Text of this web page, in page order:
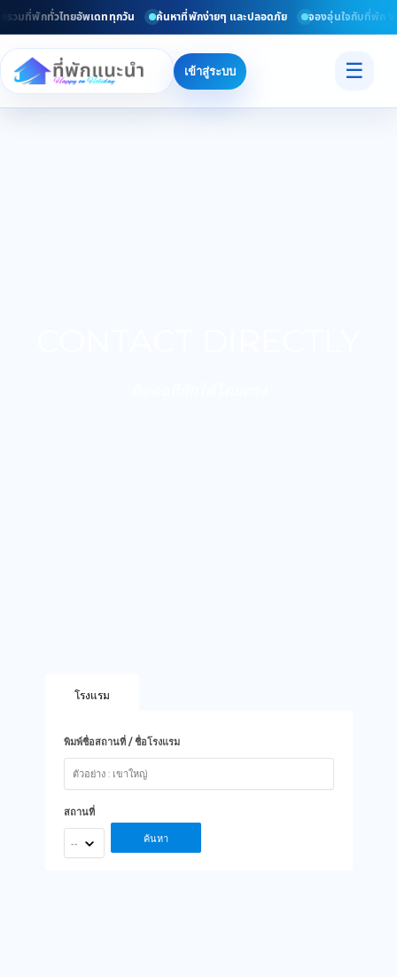
รวมที่พักทั่วไทยอัพเดททุกวัน ค้นหาที่พักง่ายๆ และปลอดภัย จองอุ่นใจกับที่พัก
เข้าสู่ระบบ ☰
โรงแรม
พิมพ์ชื่อสถานที่ / ชื่อโรงแรม
สถานที่
-- ค้นหา